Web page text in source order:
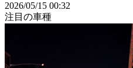
2026/05/15 00:32
注目の車種